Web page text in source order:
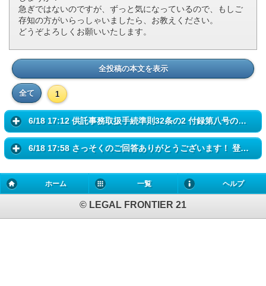
急ぎではないのですが、ずっと気になっているので、もしご
存知の方がいらっしゃいましたら、お教えください。
どうぞよろしくお願いいたします。
全投稿の本文を表示
全て 1
6/18 17:12 供託事務取扱手続準則32条の2 付録第八号の二様式 登記六法...
6/18 17:58 さっそくのご回答ありがとうございます！ 登記六法が手元に...
ホーム 一覧 ヘルプ
© LEGAL FRONTIER 21